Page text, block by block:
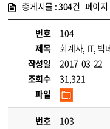
총게시물 :304건 페이지
번호
104
제목
회계사, IT, 빅
작성일
2017-03-22
조회수
31,321
파일
번호
103